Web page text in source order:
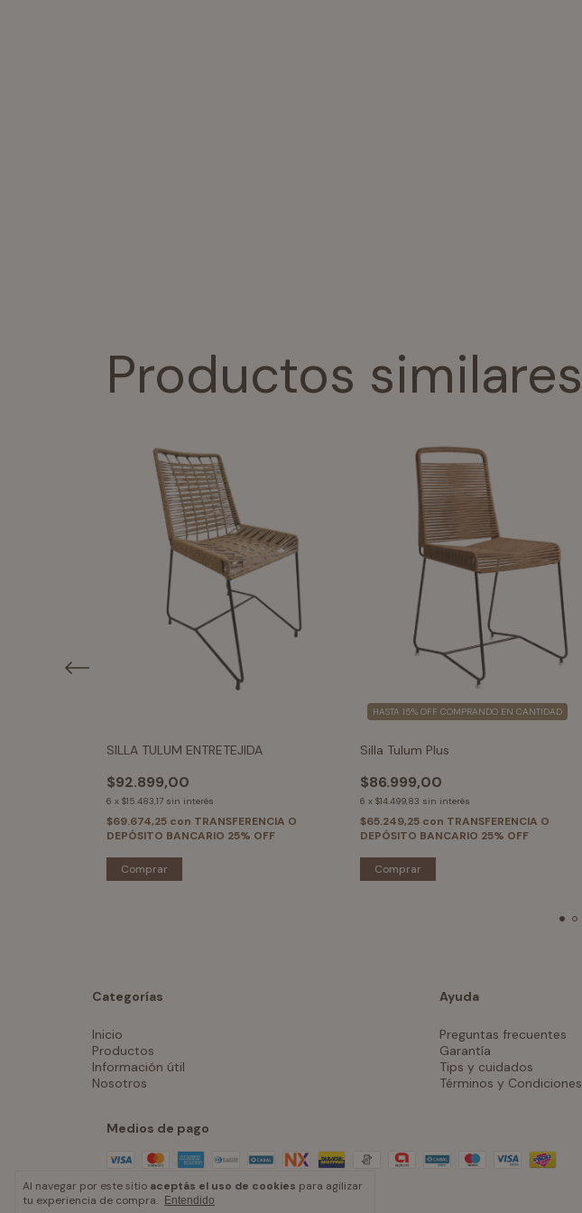
Al navegar por este sitio aceptás el uso de cookies para agilizar
tu experiencia de compra.
Entendido
Productos similares
SILLA TULUM ENTRETEJIDA
$92.899,00
6 x $15.483,17 sin interés
$69.674,25 con TRANSFERENCIA O
DEPÓSITO BANCARIO 25% OFF
Comprar
HASTA 15% OFF COMPRANDO EN CANTIDAD
Silla Tulum Plus
$86.999,00
6 x $14.499,83 sin interés
$65.249,25 con TRANSFERENCIA O
DEPÓSITO BANCARIO 25% OFF
Comprar
Categorías
Inicio
Productos
Información útil
Nosotros
Ayuda
Preguntas frecuentes
Garantía
Tips y cuidados
Términos y Condiciones
Medios de pago